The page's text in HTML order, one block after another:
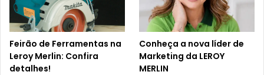
Feirão de Ferramentas na
Leroy Merlin: Confira
detalhes!
Conheça a nova líder de
Marketing da LEROY
MERLIN